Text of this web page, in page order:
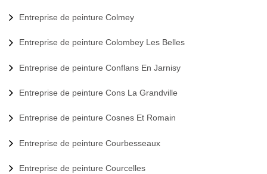
Entreprise de peinture Colmey
Entreprise de peinture Colombey Les Belles
Entreprise de peinture Conflans En Jarnisy
Entreprise de peinture Cons La Grandville
Entreprise de peinture Cosnes Et Romain
Entreprise de peinture Courbesseaux
Entreprise de peinture Courcelles